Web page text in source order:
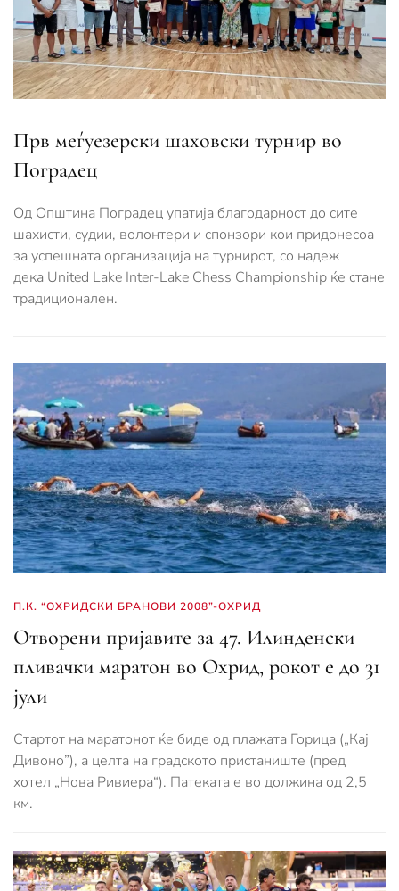
Прв меѓуезерски шаховски турнир во
Поградец
Од Општина Поградец упатија благодарност до сите
шахисти, судии, волонтери и спонзори кои придонесоа
за успешната организација на турнирот, со надеж
дека United Lake Inter-Lake Chess Championship ќе стане
традиционален.
П.К. “ОХРИДСКИ БРАНОВИ 2008”-OХРИД
Отворени пријавите за 47. Илинденски
пливачки маратон во Охрид, рокот е до 31
јули
Стартот на маратонот ќе биде од плажата Горица („Кај
Дивоно”), а целта на градското пристаниште (пред
хотел „Нова Ривиера“). Патеката е во должина од 2,5
км.